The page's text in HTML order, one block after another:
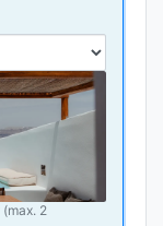
(max. 2